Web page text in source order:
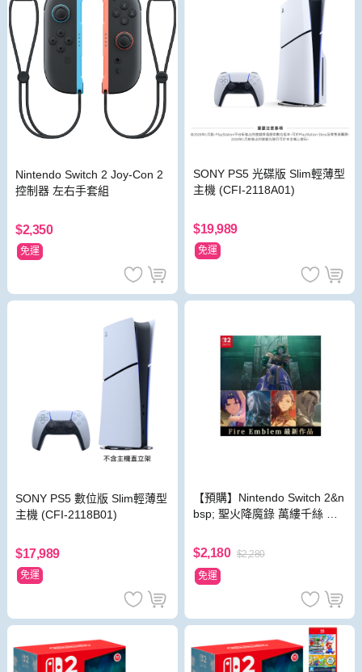
Nintendo Switch 2 Joy-Con 2
控制器 左右手套組
$2,350
免運
SONY PS5 光碟版 Slim輕薄型
主機 (CFI-2118A01)
$19,989
免運
SONY PS5 數位版 Slim輕薄型
主機 (CFI-2118B01)
$17,989
免運
【預購】Nintendo Switch 2&n
bsp; 聖火降魔錄 萬縷千絲 中
$2,180 $2,280
免運